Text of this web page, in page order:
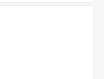
พวกเขา